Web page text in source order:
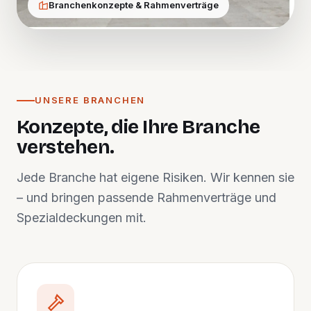
Branchenkonzepte & Rahmenverträge
UNSERE BRANCHEN
Konzepte, die Ihre Branche
verstehen.
Jede Branche hat eigene Risiken. Wir kennen sie
– und bringen passende Rahmenverträge und
Spezialdeckungen mit.